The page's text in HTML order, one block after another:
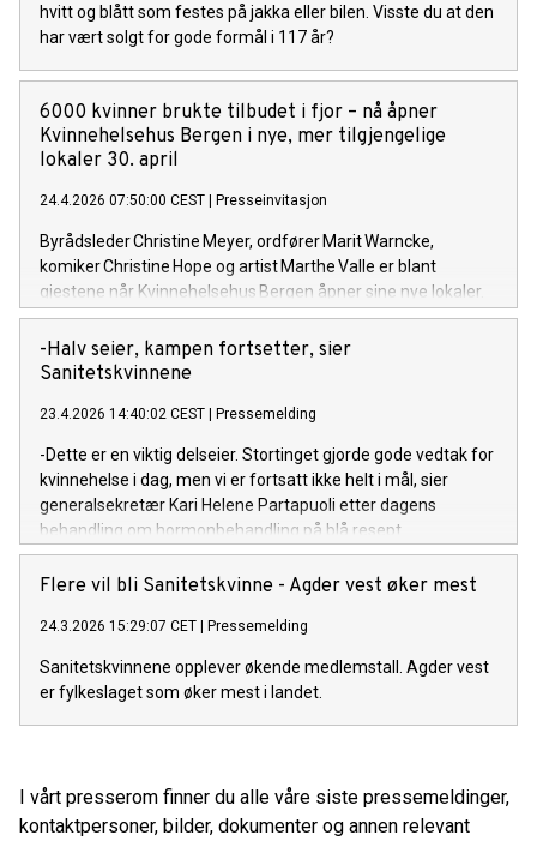
hvitt og blått som festes på jakka eller bilen. Visste du at den
har vært solgt for gode formål i 117 år?
6000 kvinner brukte tilbudet i fjor – nå åpner
Kvinnehelsehus Bergen i nye, mer tilgjengelige
lokaler 30. april
24.4.2026 07:50:00 CEST | Presseinvitasjon
Byrådsleder Christine Meyer, ordfører Marit Warncke,
komiker Christine Hope og artist Marthe Valle er blant
gjestene når Kvinnehelsehus Bergen åpner sine nye lokaler.
Det blir også personlige hilsener fra brukere
av Kvinnehelsehuset.
-Halv seier, kampen fortsetter, sier
Sanitetskvinnene
23.4.2026 14:40:02 CEST | Pressemelding
-Dette er en viktig delseier. Stortinget gjorde gode vedtak for
kvinnehelse i dag, men vi er fortsatt ikke helt i mål, sier
generalsekretær Kari Helene Partapuoli etter dagens
behandling om hormonbehandling på blå resept.
Flere vil bli Sanitetskvinne - Agder vest øker mest
24.3.2026 15:29:07 CET | Pressemelding
Sanitetskvinnene opplever økende medlemstall. Agder vest
er fylkeslaget som øker mest i landet.
I vårt presserom finner du alle våre siste pressemeldinger,
kontaktpersoner, bilder, dokumenter og annen relevant